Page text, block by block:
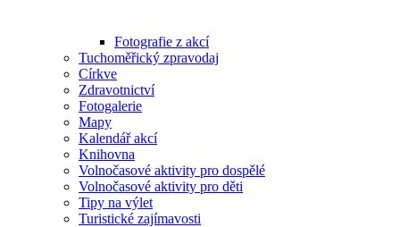
Fotografie z akcí
Tuchoměřický zpravodaj
Církve
Zdravotnictví
Fotogalerie
Mapy
Kalendář akcí
Knihovna
Volnočasové aktivity pro dospělé
Volnočasové aktivity pro děti
Tipy na výlet
Turistické zajímavosti